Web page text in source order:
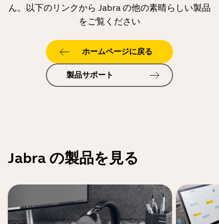
ん。以下のリンクから Jabra の他の素晴らしい製品
をご覧ください
ホームページに戻る
製品サポート
Jabra の製品を見る